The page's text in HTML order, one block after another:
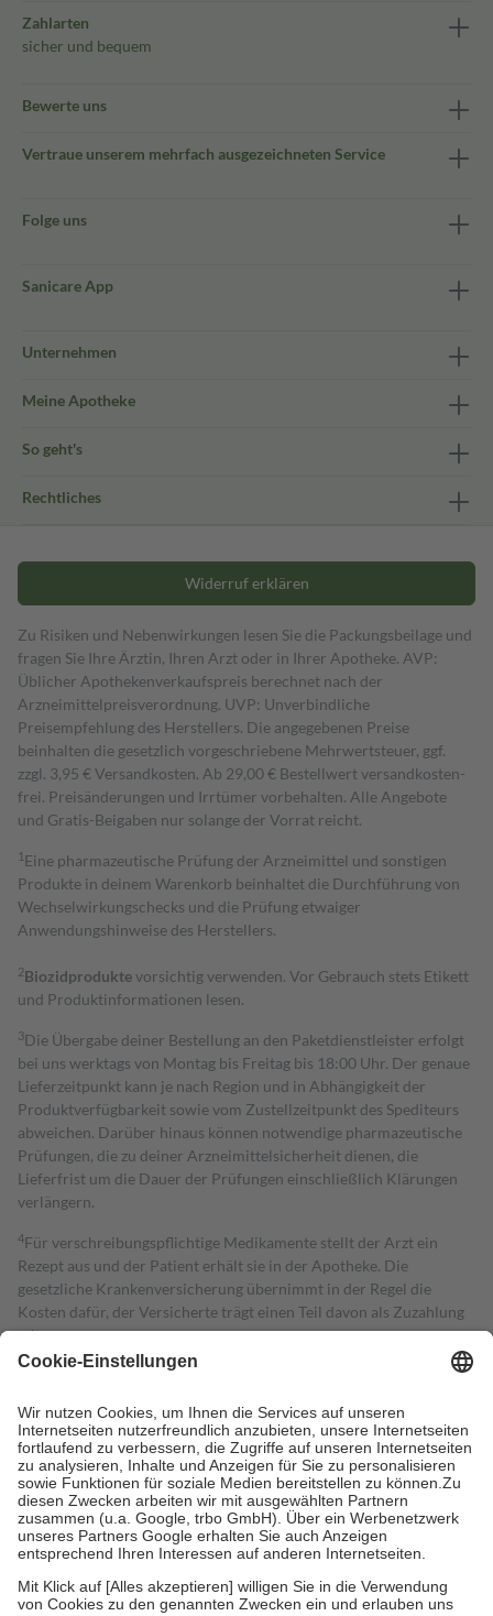
Zahlarten
sicher und bequem
Bewerte uns
Vertraue unserem mehrfach ausgezeichneten Service
Folge uns
Sanicare App
Unternehmen
Meine Apotheke
So geht's
Rechtliches
Widerruf erklären
Zu Risiken und Nebenwirkungen lesen Sie die Packungsbeilage und
fragen Sie Ihre Ärztin, Ihren Arzt oder in Ihrer Apotheke. AVP:
Üblicher Apothekenverkaufspreis berechnet nach der
Arzneimittelpreisverordnung. UVP: Unverbindliche
Preisempfehlung des Herstellers. Die angegebenen Preise
beinhalten die gesetzlich vorgeschriebene Mehrwertsteuer, ggf.
zzgl. 3,95 € Versandkosten. Ab 29,00 € Bestell­wert versand­kosten­
frei. Preisänderungen und Irrtümer vorbehalten. Alle Angebote
und Gratis-Beigaben nur solange der Vorrat reicht.
1 Eine pharmazeutische Prüfung der Arzneimittel und sonstigen
Produkte in deinem Warenkorb beinhaltet die Durchführung von
Wechselwirkungschecks und die Prüfung etwaiger
Anwendungshinweise des Herstellers.
2Biozidproduktevorsichtig verwenden. Vor Gebrauch stets Etikett
und Produktinformationen lesen.
3Die Übergabe deiner Bestellung an den Paketdienstleister erfolgt
bei uns werktags von Montag bis Freitag bis 18:00 Uhr. Der genaue
Lieferzeitpunkt kann je nach Region und in Abhängigkeit der
Produktverfügbarkeit sowie vom Zustellzeitpunkt des Spediteurs
abweichen. Darüber hinaus können notwendige pharmazeutische
Prüfungen, die zu deiner Arzneimittelsicherheit dienen, die
Lieferfrist um die Dauer der Prüfungen einschließlich Klärungen
verlängern.
4Für verschreibungspflichtige Medikamente stellt der Arzt ein
Rezept aus und der Patient erhält sie in der Apotheke. Die
gesetzliche Krankenversicherung übernimmt in der Regel die
Kosten dafür, der Versicherte trägt einen Teil davon als Zuzahlung
mit.
Grundsätzlich leisten Mitglieder Zuzahlungen in Höhe von zehn
höchstens zehn Euro.
Es sind jedoch nie mehr als die tatsächlichen
Kosten der Leistung zu entrichten.
Diese Regeln gelten grundsätzlich auch für Online-Apotheken.
Bei Heilmitteln und häuslicher Krankenpflege beträgt die
Zuzahlung zehn Prozent der Kosten sowie zehn Euro je
Verordnung.
Um das Engagement der Versicherten für ihre eigene Gesundheit zu
stärken und die besondere Stellung der Familie zu unterstützen,
fallenkeine Zuzahlungenan bei:
• Kindern und Jugendlichen bis zum vollendeten 18. Lebensjahr